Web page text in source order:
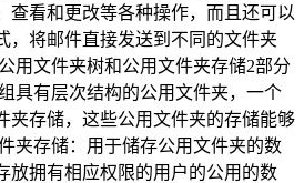
查看和更改等各种操作，而且还可以
，将邮件直接发送到不同的文件夹
用文件夹树和公用文件夹存储2部分
具有层次结构的公用文件夹，一个
夹存储，这些公用文件夹的存储能够
夹存储：用于储存公用文件夹的数
放拥有相应权限的用户的公用的数